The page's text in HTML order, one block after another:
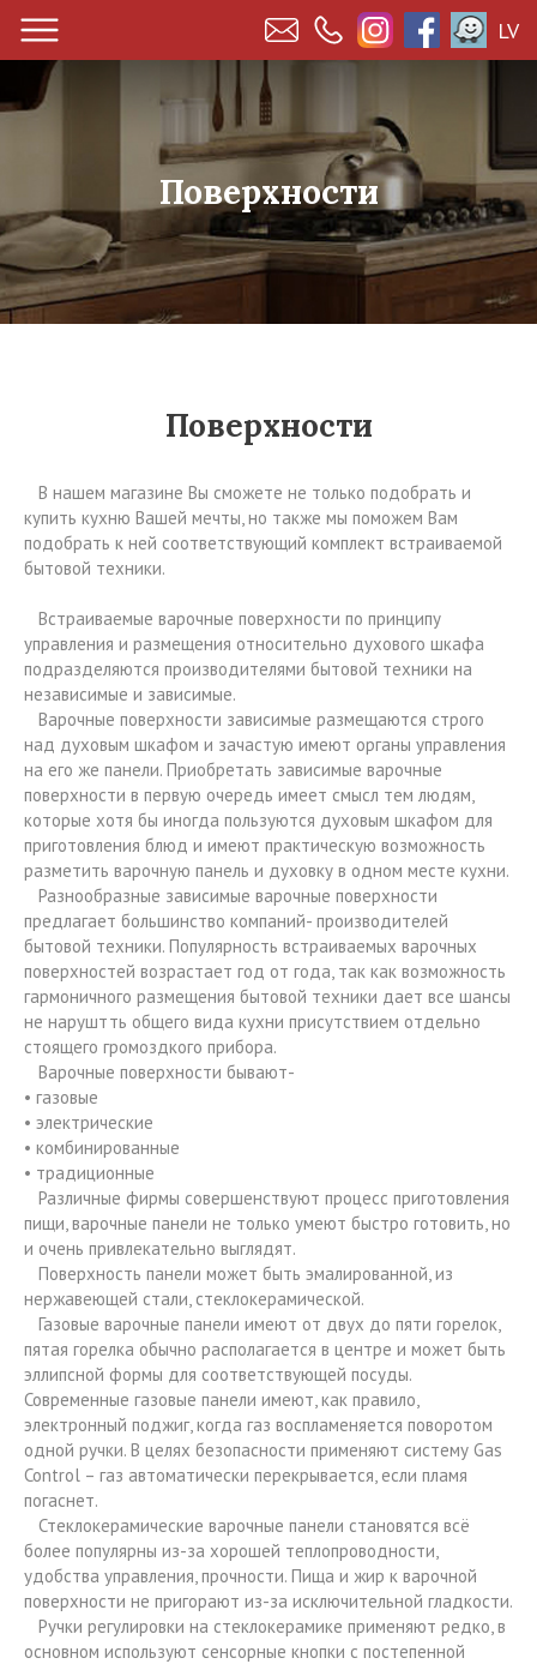
LV
Поверхности
Поверхности
В нашем магазине Вы сможете не только подобрать и
купить кухню Вашей мечты, но также мы поможем Вам
подобрать к ней соответствующий комплект встраиваемой
бытовой техники.
Встраиваемые варочные поверхности по принципу
управления и размещения относительно духового шкафа
подразделяются производителями бытовой техники на
независимые и зависимые.
Варочные поверхности зависимые размещаются строго
над духовым шкафом и зачастую имеют органы управления
на его же панели. Приобретать зависимые варочные
поверхности в первую очередь имеет смысл тем людям,
которые хотя бы иногда пользуются духовым шкафом для
приготовления блюд и имеют практическую возможность
разметить варочную панель и духовку в одном месте кухни.
Разнообразные зависимые варочные поверхности
предлагает большинство компаний- производителей
бытовой техники. Популярность встраиваемых варочных
поверхностей возрастает год от года, так как возможность
гармоничного размещения бытовой техники дает все шансы
не наруштть общего вида кухни присутствием отдельно
стоящего громоздкого прибора.
Варочные поверхности бывают-
• газовые
• электрические
• комбинированные
• традиционные
Различные фирмы совершенствуют процесс приготовления
пищи, варочные панели не только умеют быстро готовить, но
и очень привлекательно выглядят.
Поверхность панели может быть эмалированной, из
нержавеющей стали, стеклокерамической.
Газовые варочные панели имеют от двух до пяти горелок,
пятая горелка обычно располагается в центре и может быть
эллипсной формы для соответствующей посуды.
Современные газовые панели имеют, как правило,
электронный поджиг, когда газ воспламеняется поворотом
одной ручки. В целях безопасности применяют систему Gas
Control – газ автоматически перекрывается, если пламя
погаснет.
Стеклокерамические варочные панели становятся всё
более популярны из-за хорошей теплопроводности,
удобства управления, прочности. Пища и жир к варочной
поверхности не пригорают из-за исключительной гладкости.
Ручки регулировки на стеклокерамике применяют редко, в
основном используют сенсорные кнопки с постепенной